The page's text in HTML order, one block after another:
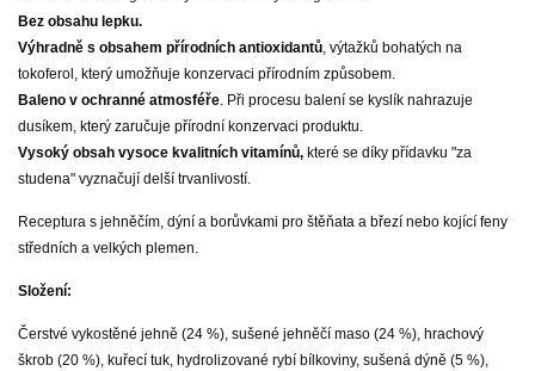
Bez obsahu lepku.
Výhradně s obsahem přírodních antioxidantů, výtažků bohatých na
tokoferol, který umožňuje konzervaci přírodním způsobem.
Baleno v ochranné atmosféře. Při procesu balení se kyslík nahrazuje
dusíkem, který zaručuje přírodní konzervaci produktu.
Vysoký obsah vysoce kvalitních vitamínů, které se díky přídavku "za
studena" vyznačují delší trvanlivostí.
Receptura s jehněčím, dýní a borůvkami pro štěňata a březí nebo kojící feny
středních a velkých plemen.
Složení:
Čerstvé vykostěné jehně (24 %), sušené jehněčí maso (24 %), hrachový
škrob (20 %), kuřecí tuk, hydrolizované rybí bílkoviny, sušená dýně (5 %),